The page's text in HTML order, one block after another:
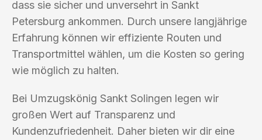
dass sie sicher und unversehrt in Sankt
Petersburg ankommen. Durch unsere langjährige
Erfahrung können wir effiziente Routen und
Transportmittel wählen, um die Kosten so gering
wie möglich zu halten.
Bei Umzugskönig Sankt Solingen legen wir
großen Wert auf Transparenz und
Kundenzufriedenheit. Daher bieten wir dir eine